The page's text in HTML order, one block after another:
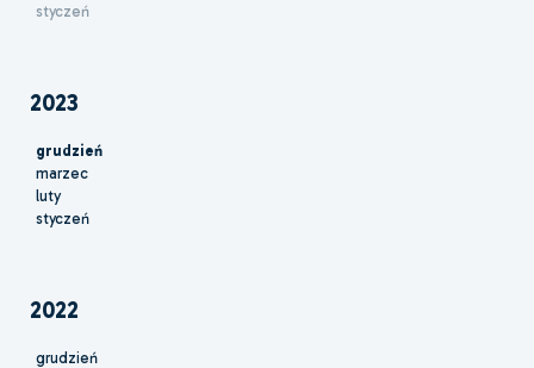
styczeń
2023
grudzień
marzec
luty
styczeń
2022
grudzień